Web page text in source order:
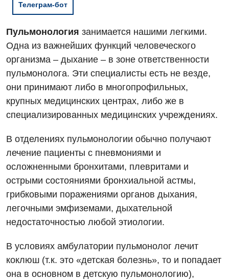
Вакансии
Мероприятия БПР
Диагностика
Ангиографические исследования
Телеграм-бот
Пульмонология занимается нашими легкими.
Одна из важнейших функций человеческого
организма – дыхание – в зоне ответственности
пульмонолога. Эти специалисты есть не везде,
они принимают либо в многопрофильных,
крупных медицинских центрах, либо же в
специализированных медицинских учреждениях.
В отделениях пульмонологии обычно получают
лечение пациенты с пневмониями и
осложненными бронхитами, плевритами и
острыми состояниями бронхиальной астмы,
грибковыми поражениями органов дыхания,
легочными эмфиземами, дыхательной
недостаточностью любой этиологии.
В условиях амбулатории пульмонолог лечит
коклюш (т.к. это «детская болезнь», то и попадает
она в основном в детскую пульмонологию),